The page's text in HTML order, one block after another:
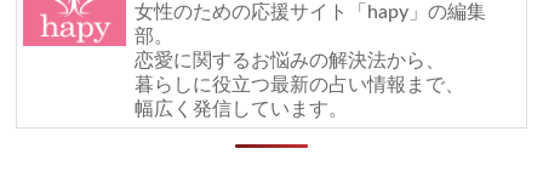
女性のための応援サイト「hapy」の編集
部。
恋愛に関するお悩みの解決法から、
暮らしに役立つ最新の占い情報まで、
幅広く発信しています。